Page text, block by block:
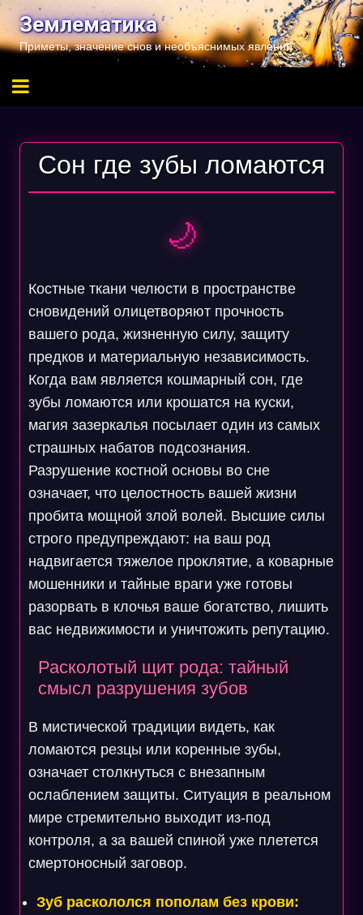
Перейти
содержимому
Землематика
Приметы, значение снов и необъяснимых явлений
Сон где зубы ломаются
🌙
Костные ткани челюсти в пространстве
сновидений олицетворяют прочность
вашего рода, жизненную силу, защиту
предков и материальную независимость.
Когда вам является кошмарный сон, где
зубы ломаются или крошатся на куски,
магия зазеркалья посылает один из самых
страшных набатов подсознания.
Разрушение костной основы во сне
означает, что целостность вашей жизни
пробита мощной злой волей. Высшие силы
строго предупреждают: на ваш род
надвигается тяжелое проклятие, а коварные
мошенники и тайные враги уже готовы
разорвать в клочья ваше богатство, лишить
вас недвижимости и уничтожить репутацию.
Расколотый щит рода: тайный
смысл разрушения зубов
В мистической традиции видеть, как
ломаются резцы или коренные зубы,
означает столкнуться с внезапным
ослаблением защиты. Ситуация в реальном
мире стремительно выходит из-под
контроля, а за вашей спиной уже плетется
смертоносный заговор.
Зуб раскололся пополам без крови: